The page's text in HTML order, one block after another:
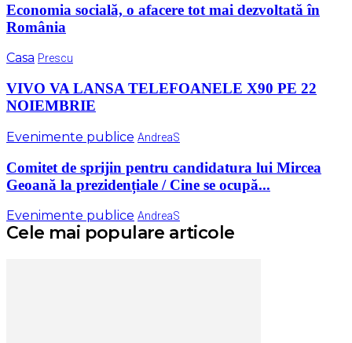
Economia socială, o afacere tot mai dezvoltată în
România
Casa Prescu
VIVO VA LANSA TELEFOANELE X90 PE 22
NOIEMBRIE
Evenimente publice AndreaS
Comitet de sprijin pentru candidatura lui Mircea
Geoană la prezidențiale / Cine se ocupă...
Evenimente publice AndreaS
Cele mai populare articole